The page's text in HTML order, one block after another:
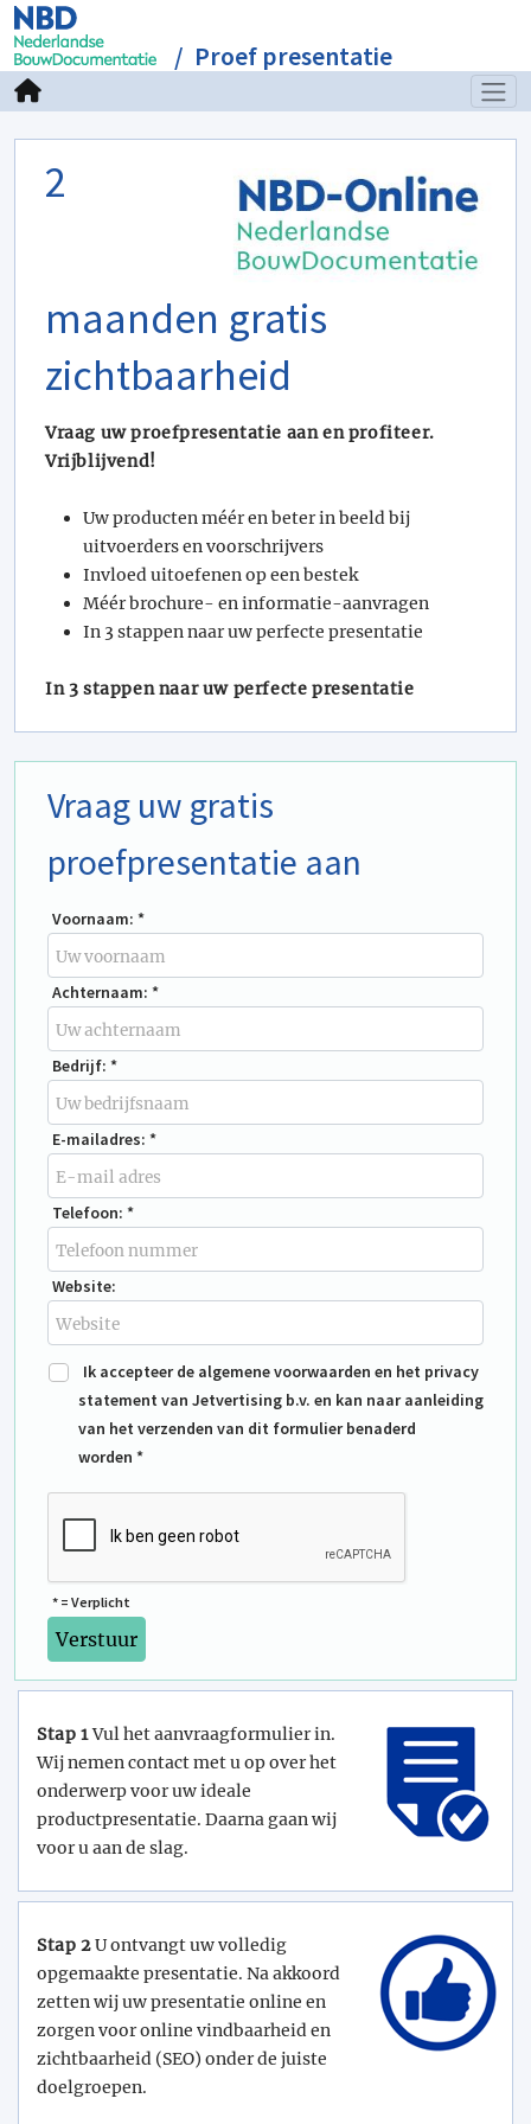
Proef presentatie
2
maanden gratis
zichtbaarheid
Vraag uw proefpresentatie aan en profiteer.
Vrijblijvend!
Uw producten méér en beter in beeld bij
uitvoerders en voorschrijvers
Invloed uitoefenen op een bestek
Méér brochure- en informatie-aanvragen
In 3 stappen naar uw perfecte presentatie
In 3 stappen naar uw perfecte presentatie
Vraag uw gratis
proefpresentatie aan
Voornaam: *
Achternaam: *
Bedrijf: *
E-mailadres: *
Telefoon: *
Website:
Ik accepteer de algemene voorwaarden en het privacy
statement van Jetvertising b.v. en kan naar aanleiding
van het verzenden van dit formulier benaderd
worden *
* = Verplicht
Stap 1Vul het aanvraagformulier in.
Wij nemen contact met u op over het
onderwerp voor uw ideale
productpresentatie. Daarna gaan wij
voor u aan de slag.
Stap 2U ontvangt uw volledig
opgemaakte presentatie. Na akkoord
zetten wij uw presentatie online en
zorgen voor online vindbaarheid en
zichtbaarheid (SEO) onder de juiste
doelgroepen.